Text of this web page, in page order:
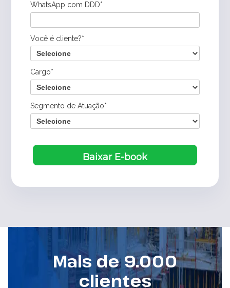
WhatsApp com DDD*
Você é cliente?*
Cargo*
Segmento de Atuação*
Baixar E-book
Mais de 9.000
clientes